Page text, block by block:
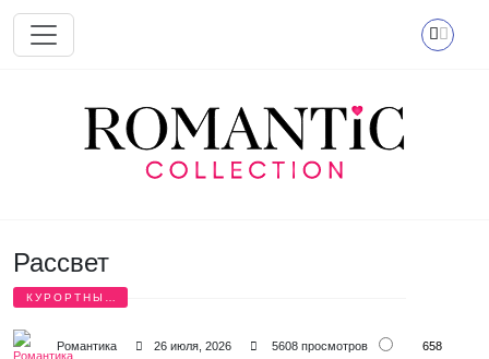
Перейти к основному содержанию
Рассвет
КУРОРТНЫЙ
Романтика 26 июля, 2026 5608 просмотров 658